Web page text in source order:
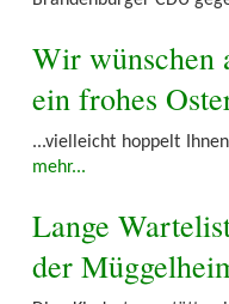
Wir wünschen
ein frohes
...vielleicht hoppelt
mehr...
Lange
der